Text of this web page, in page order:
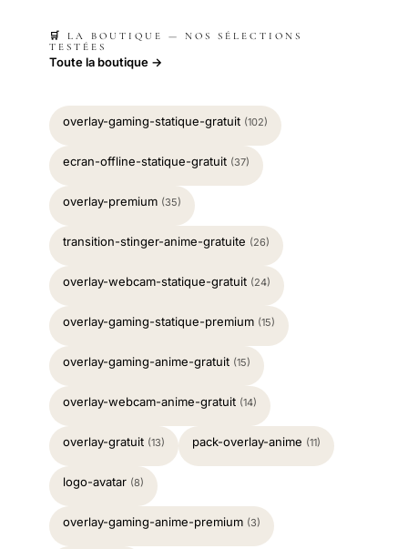
🛒 LA BOUTIQUE — NOS SÉLECTIONS
TESTÉES
Toute la boutique →
overlay-gaming-statique-gratuit (102)
ecran-offline-statique-gratuit (37)
overlay-premium (35)
transition-stinger-anime-gratuite (26)
overlay-webcam-statique-gratuit (24)
overlay-gaming-statique-premium (15)
overlay-gaming-anime-gratuit (15)
overlay-webcam-anime-gratuit (14)
overlay-gratuit (13) pack-overlay-anime (11)
logo-avatar (8)
overlay-gaming-anime-premium (3)